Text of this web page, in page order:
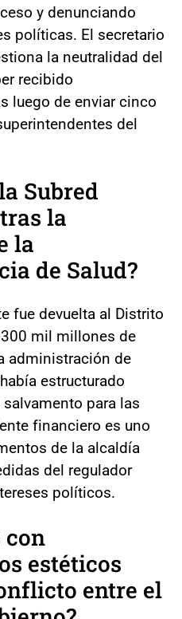
y denunciando
políticas. El secretario
la neutralidad del
recibido
luego de enviar cinco
del
Subred
la
la
de Salud?
fue devuelta al Distrito
mil millones de
administración de
estructurado
para las
financiero es uno
de la alcaldía
del regulador
políticos.
con
estéticos
entre el